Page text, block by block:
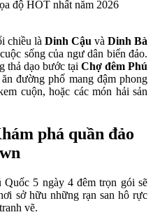
chiều là Dinh Cậu và Dinh Bà
sống của ngư dân biển đảo.
thả dạo bước tại Chợ đêm Phú
đường phố mang đậm phong
cuộn, hoặc các món hải sản
phá quần đảo
5 ngày 4 đêm trọn gói sẽ
sở hữu những rạn san hô rực
vẽ.